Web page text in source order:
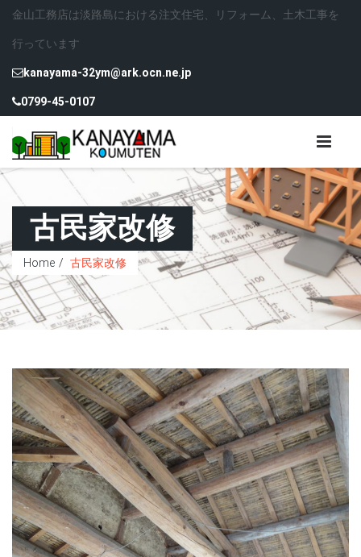
金山工務店は淡路島における注文住宅、リフォーム、土木工事を
行っています
kanayama-32ym@ark.ocn.ne.jp
0799-45-0107
古民家改修
Home 古民家改修